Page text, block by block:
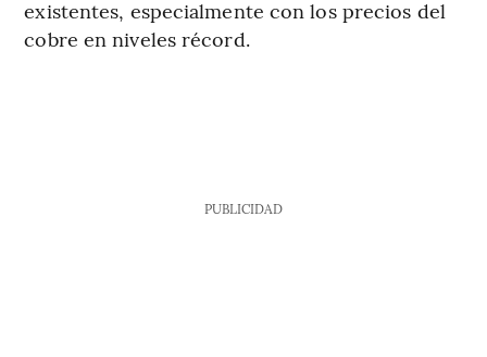
existentes, especialmente con los precios del
cobre en niveles récord.
PUBLICIDAD